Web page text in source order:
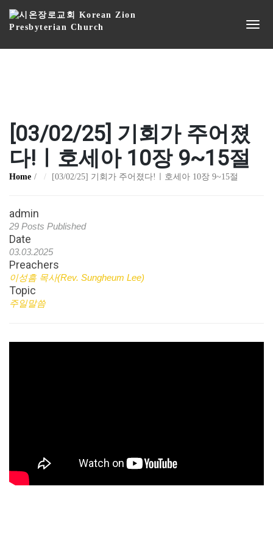
[03/02/25] 기회가 주어졌
다!ㅣ호세아 10장 9~15절
Home [03/02/25] 기회가 주어졌다!ㅣ호세아 10장 9~15절
admin
29 Posts Published
Date
03.03.2025
Preachers
이성흠 목사(Rev. Sungheum Lee)
Topic
주일말씀